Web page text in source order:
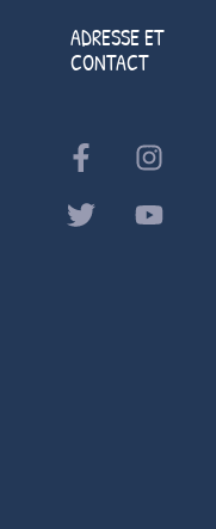
ADRESSE ET
CONTACT